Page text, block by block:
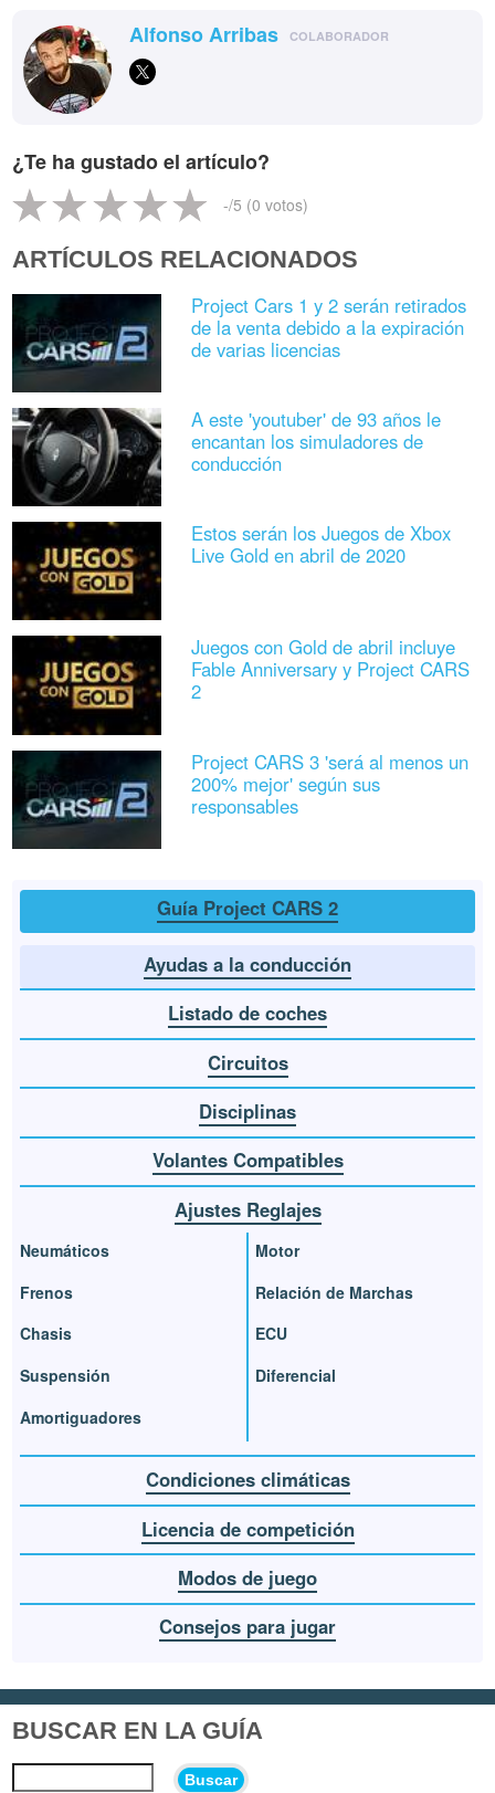
Alfonso Arribas COLABORADOR
¿Te ha gustado el artículo?
-/5 (0 votos)
ARTÍCULOS RELACIONADOS
Project Cars 1 y 2 serán retirados
de la venta debido a la expiración
de varias licencias
A este 'youtuber' de 93 años le
encantan los simuladores de
conducción
Estos serán los Juegos de Xbox
Live Gold en abril de 2020
Juegos con Gold de abril incluye
Fable Anniversary y Project CARS
2
Project CARS 3 'será al menos un
200% mejor' según sus
responsables
Guía Project CARS 2
Ayudas a la conducción
Listado de coches
Circuitos
Disciplinas
Volantes Compatibles
Ajustes Reglajes
Neumáticos
Frenos
Chasis
Suspensión
Amortiguadores
Motor
Relación de Marchas
ECU
Diferencial
Condiciones climáticas
Licencia de competición
Modos de juego
Consejos para jugar
BUSCAR EN LA GUÍA
Buscar